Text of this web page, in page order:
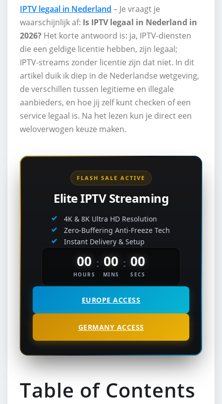
IPTV legaal in Nederland – Je vraagt je
waarschijnlijk af: Is IPTV legaal in Nederland in
2026? Het korte antwoord is: ja, IPTV‑diensten
die een geldige licentie hebben, zijn legaal;
IPTV‑streams zonder licentie zijn dat niet. In dit
artikel duik ik diep in de Nederlandse wetgeving,
de verschillen tussen legitieme en illegale
aanbieders, en hoe jij zelf kunt checken of een
service legaal is. Na het lezen kun je direct een
weloverwogen keuze maken.
FLASH SALE ACTIVE
Elite IPTV Streaming
4K & 8K Ultra HD Resolution
Zero-Buffering Anti-Freeze Tech
Instant Delivery & Setup
00
HOURS
: 00
MINS
: 00
SECS
EUROPE ACCESS
GERMANY ACCESS
Table of Contents